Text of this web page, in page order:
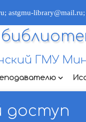
astgmu-
ГМУ
доступ